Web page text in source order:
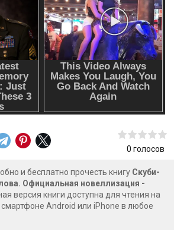
0 голосов
и бесплатно прочесть книгу Скуби-
Официальная новеллизация -
версия книги доступна для чтения на
Android или iPhone в любое